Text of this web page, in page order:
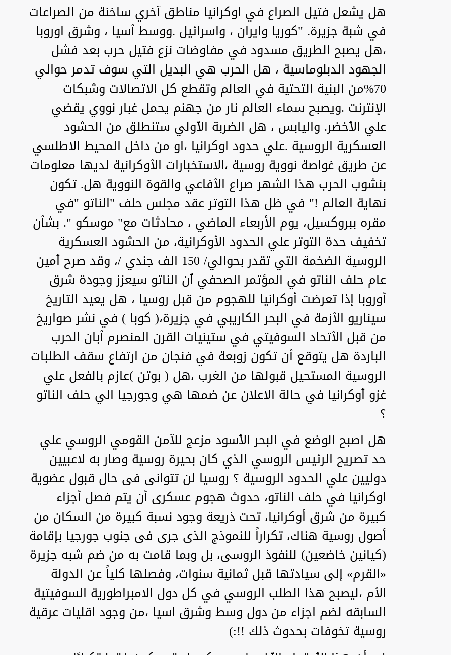
هل يشعل فتيل الصراع في اوكرانيا مناطق آخري ساخنة من الصراعات
في شبة جزيرة. "كوريا وايران ، واسرائيل .ووسط ٱسيا ، وشرق اوروبا
،هل يصبح الطريق مسدود في مفاوضات نزع فتيل حرب بعد فشل
الجهود الدبلوماسية ، هل الحرب هي البديل التي سوف تدمر حوالي
70%من البنية التحتية في العالم وتقطع كل الاتصالات وشبكات
الإنترنت .ويصبح سماء العالم نار من جهنم يحمل غبار نووي يقضي
علي الٱخضر. واليابس ، هل الضربة الٱولي ستنطلق من الحشود
العسكرية الروسية .علي حدود اوكرانيا ،او من داخل المحيط الاطلسي
عن طريق غواصة نووية روسية ،الاستخبارات الٱوكرانية لديها معلومات
بنشوب الحرب هذا الشهر صراع الٱفاعي والقوة النووية هل. تكون
نهاية العالم !" في ظل هذا التوتر عقد مجلس حلف "الناتو "في
مقره ببروكسيل، يوم الأربعاء الماضي ، محادثات مع" موسكو ". بشٱن
تخفيف حدة التوتر علي الحدود الأوكرانية، من الحشود العسكرية
الروسية الضخمة التي تقدر بحوالي/ 150 الف جندي /، وقد صرح ٱمين
عام حلف الناتو في المؤتمر الصحفي ٱن الناتو سيعزز وجودة شرق
أوروبا إذا تعرضت أوكرانيا للهجوم من قبل روسيا ، هل يعيد التاريخ
سيناريو الٱزمة في البحر الكاريبي في جزيرة،( كوبا ) في نشر صواريخ
من قبل الٱتحاد السوفيتي في ستينيات القرن المنصرم ٱبان الحرب
الباردة هل يتوقع ٱن تكون زوبعة في فنجان من ارتفاع سقف الطلبات
الروسية المستحيل قبولها من الغرب ،هل ( بوتن )عازم بالفعل علي
غزو ٱوكرانيا في حالة الاعلان عن ضمها هي وجورجيا الي حلف الناتو
؟
هل اصبح الوضع في البحر الٱسود مزعج للآمن القومي الروسي علي
حد تصريح الرئيس الروسي الذي كان بحيرة روسية وصار به لاعبيين
دوليين علي الحدود الروسية ؟ روسيا لن تتوانى فى حال قبول عضوية
اوكرانيا في حلف الناتو، حدوث هجوم عسكرى أن يتم فصل أجزاء
كبيرة من شرق أوكرانيا، تحت ذريعة وجود نسبة كبيرة من السكان من
أصول روسية هناك، تكراراً للنموذج الذى جرى فى جنوب جورجيا بإقامة
(كيانين خاضعين) للنفوذ الروسى، بل وبما قامت به من ضم شبه جزيرة
«القرم» إلى سيادتها قبل ثمانية سنوات، وفصلها كلياً عن الدولة
الٱم ،ليصبح هذا الطلب الروسي في كل دول الامبراطورية السوفيتية
السابقه لضم اجزاء من دول وسط وشرق اسيا ،من وجود اقليات عرقية
روسية تخوفات بحدوث ذلك !!:)